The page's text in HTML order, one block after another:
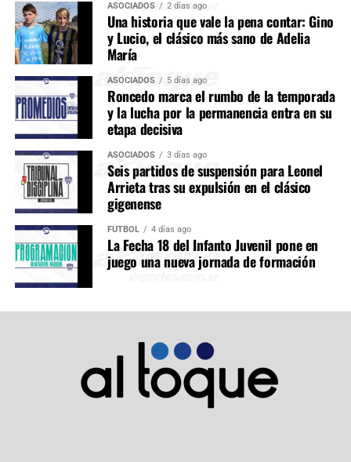
ASOCIADOS 2 días ago
Una historia que vale la pena contar: Gino
y Lucio, el clásico más sano de Adelia
María
ASOCIADOS 5 días ago
Roncedo marca el rumbo de la temporada
y la lucha por la permanencia entra en su
etapa decisiva
ASOCIADOS 3 días ago
Seis partidos de suspensión para Leonel
Arrieta tras su expulsión en el clásico
gigenense
FÚTBOL 4 días ago
La Fecha 18 del Infanto Juvenil pone en
juego una nueva jornada de formación